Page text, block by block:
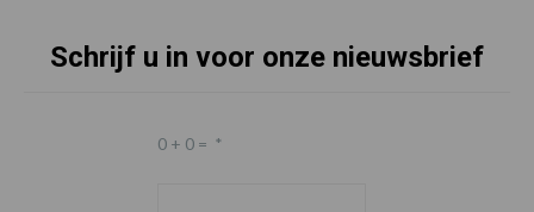
Schrijf u in voor onze nieuwsbrief
0 + 0 = *